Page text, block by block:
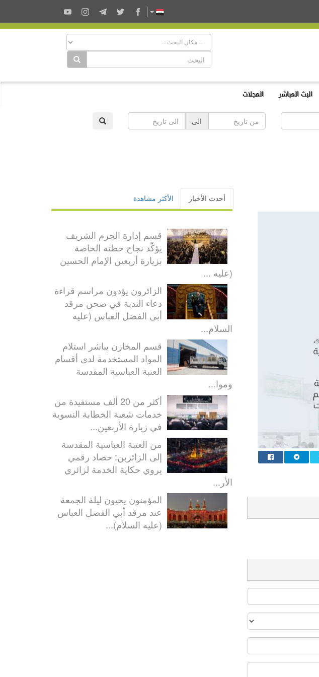
البث المباشر المجلات
الى
أحدث الأخبار الأكثر مشاهدة
قسم إدارة الحرم الشريف
يؤكّد نجاح خطته الخاصة
بزيارة أربعين الإمام الحسين
(عليه ...
الزائرون يؤدون مراسم قراءة
دعاء الندبة في صحن مرقد
أبي الفضل العباس (عليه
السلام...
قسم المخازن يباشر استلام
المواد المستخدمة لدى أقسام
العتبة العباسية المقدسة
وموا...
أكثر من 20 ألف مستفيدة من
خدمات شعبة الخطابة النسوية
في زيارة الأربعين...
من العتبة العباسية المقدسة
إلى الزائرين: حصاد رقمي
يروي حكاية الخدمة لزائري
الأر...
المؤمنون يحيون ليلة الجمعة
عند مرقد أبي الفضل العباس
(عليه السلام)...